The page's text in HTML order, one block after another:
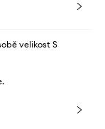
velikost S